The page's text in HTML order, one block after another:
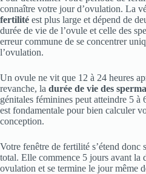
connaître votre jour d’ovulation. La
fertilité est plus large et dépend de
durée de vie de l’ovule et celle des
erreur commune de se concentrer
l’ovulation.
Un ovule ne vit que 12 à 24 heures
revanche, la durée de vie des
génitales féminines peut atteindre 5 à
est fondamentale pour bien calculer
conception.
Votre fenêtre de fertilité s’étend donc
total. Elle commence 5 jours avant la
ovulation et se termine le jour même